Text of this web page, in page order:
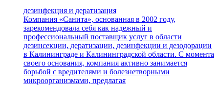
дезинфекция и дератизация
Компания «Санита», основанная в 2002 году,
зарекомендовала себя как надежный и
профессиональный поставщик услуг в области
дезинсекции, дератизации, дезинфекции и дезодорации
в Калининграде и Калининградской области. С момента
своего основания, компания активно занимается
борьбой с вредителями и болезнетворными
микроорганизмами, предлагая